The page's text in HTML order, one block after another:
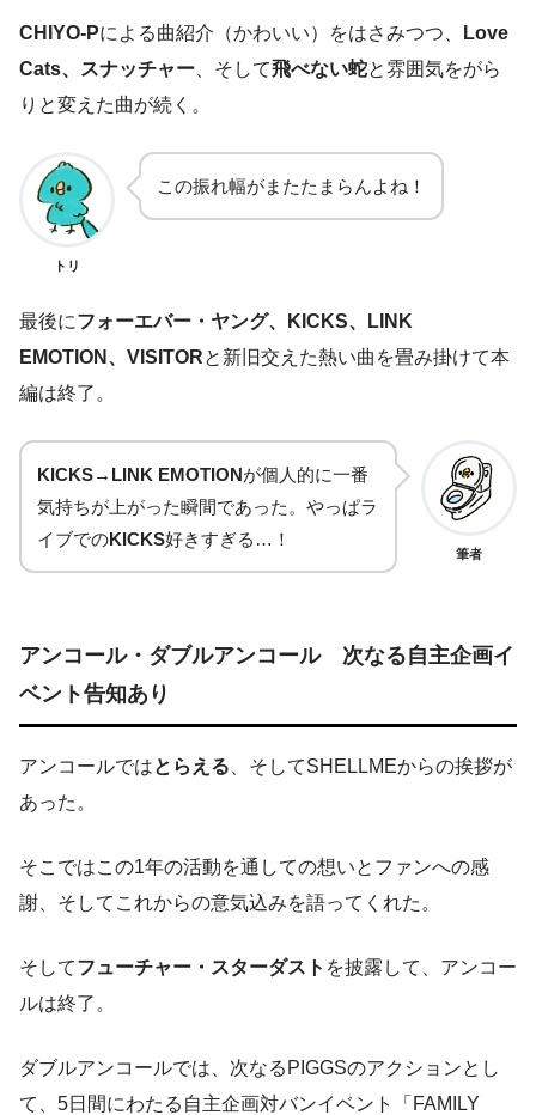
CHIYO-Pによる曲紹介（かわいい）をはさみつつ、
Love
Cats、スナッチャー 、そして飛べない蛇と雰囲気をがら
りと変えた曲が続く。
トリ
この振れ幅がまたたまらんよね！
最後にフォーエバー・ヤング、KICKS、LINK
EMOTION、VISITORと新旧交えた熱い曲を畳み掛けて本
編は終了。
KICKS→LINK EMOTIONが個人的に一番
気持ちが上がった瞬間であった。やっぱラ
イブでのKICKS好きすぎる…！
筆者
アンコール・ダブルアンコール 次なる自主企画イ
ベント告知あり
アンコールではとらえる 、そしてSHELLMEからの挨拶が
あった。
そこではこの1年の活動を通しての想いとファンへの感
謝、そしてこれからの意気込みを語ってくれた。
そしてフューチャー・スターダスト を披露して、アンコー
ルは終了。
ダブルアンコールでは、次なるPIGGSのアクションとし
て、5日間にわたる自主企画対バンイベント「FAMILY